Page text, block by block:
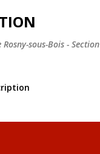
au contenu principal
sous-Bois - Section